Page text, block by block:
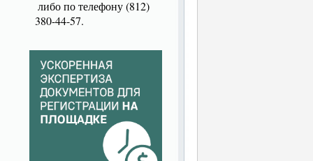
либо по телефону (812)
380-44-57.